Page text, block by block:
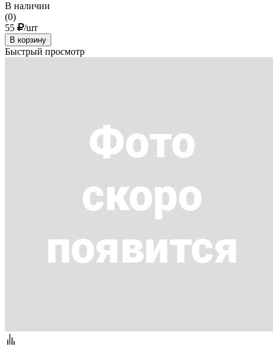
В наличии
(0)
55
/шт
В корзину
Быстрый просмотр